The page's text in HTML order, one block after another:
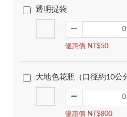
透明提袋
優惠價 NT$50
大地色花瓶（口徑約10公
優惠價 NT$800